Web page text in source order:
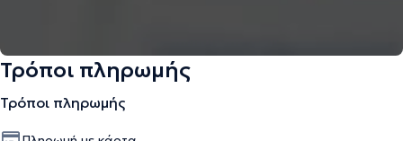
Τρόποι πληρωμής
Τρόποι πληρωμής